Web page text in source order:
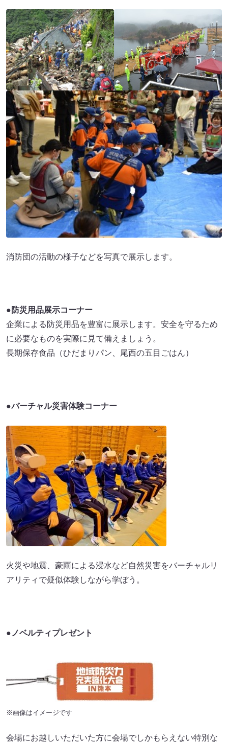
消防団の活動の様子などを写真で展示します。
●防災用品展示コーナー
企業による防災用品を豊富に展示します。安全を守るため
に必要なものを実際に見て備えましょう。
長期保存食品（ひだまりパン、尾西の五目ごはん）
●バーチャル災害体験コーナー
火災や地震、豪雨による浸水など自然災害をバーチャルリ
アリティで疑似体験しながら学ぼう。
●ノベルティプレゼント
※画像はイメージです
会場にお越しいただいた方に会場でしかもらえない特別な